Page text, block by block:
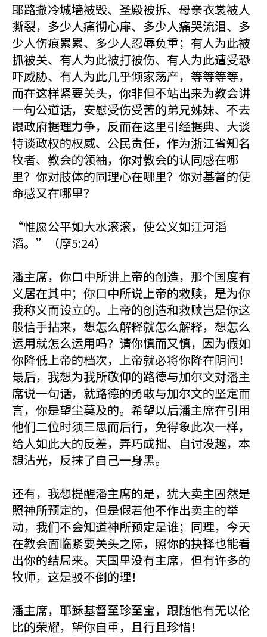
耶路撒冷城墙被毁、圣殿被拆、母亲衣裳被人
撕裂，多少人痛彻心扉、多少人痛哭流泪、多
少人伤痕累累、多少人忍辱负重；有人为此被
抓被关、有人为此被打被伤、有人为此遭受恐
吓威胁、有人为此几乎倾家荡产，等等等等，
而在这样紧要关头，你非但不站出来为教会讲
一句公道话，安慰受伤受苦的弟兄姊妹、不去
跟政府据理力争，反而在这里引经据典、大谈
特谈政权的权威、公民责任，作为浙江省知名
牧者、教会的领袖，你对教会的认同感在哪
里？你对肢体的同理心在哪里？你对基督的使
命感又在哪里？
“惟愿公平如大水滚滚，使公义如江河滔
滔。”（摩5:24）
潘主席，你口中所讲上帝的创造，那个国度有
义居在其中；你口中所说上帝的救赎，是为你
我称义而设立的。上帝的创造和救赎岂是你这
般信手拈来，想怎么解释就怎么解释，想怎么
运用就怎么运用吗？请你慎而又慎，因为假如
你降低上帝的档次，上帝就必将你降在阴间！
最后，我想为我所敬仰的路德与加尔文对潘主
席说一句话，就路德的勇敢与加尔文的坚定而
言，你是望尘莫及的。希望以后潘主席在引用
他们二位时须三思而后行，免得象此次一样，
给人如此大的反差，弄巧成拙、自讨没趣，本
想沾光，反抹了自己一身黑。
还有，我想提醒潘主席的是，犹大卖主固然是
照神所预定的，但是假若他不作出卖主的举
动，我们不会知道神所预定是谁；同理，今天
在教会面临紧要关头之际，照你的抉择也能看
出你的结局来。天国里没有主席，但有许多的
牧师，这是驳不倒的理！
潘主席，耶稣基督至珍至宝，跟随他有无以伦
比的荣耀，望你自重，且行且珍惜！